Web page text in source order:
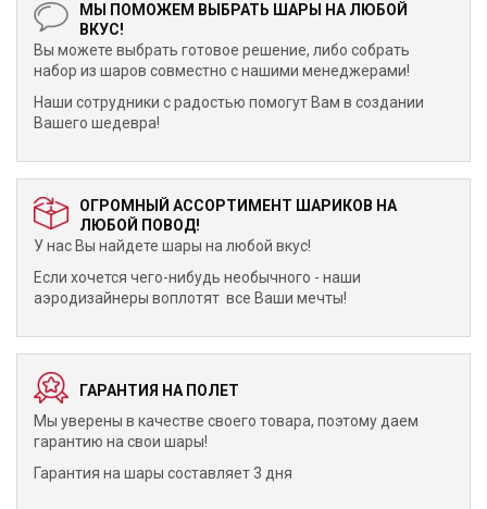
МЫ ПОМОЖЕМ ВЫБРАТЬ ШАРЫ НА ЛЮБОЙ
ВКУС!
Вы можете выбрать готовое решение, либо собрать
набор из шаров совместно с нашими менеджерами!
Наши сотрудники с радостью помогут Вам в создании
Вашего шедевра!
ОГРОМНЫЙ АССОРТИМЕНТ ШАРИКОВ НА
ЛЮБОЙ ПОВОД!
У нас Вы найдете шары на любой вкус!
Если хочется чего-нибудь необычного - наши
аэродизайнеры воплотят все Ваши мечты!
ГАРАНТИЯ НА ПОЛЕТ
Мы уверены в качестве своего товара, поэтому даем
гарантию на свои шары!
Гарантия на шары составляет 3 дня